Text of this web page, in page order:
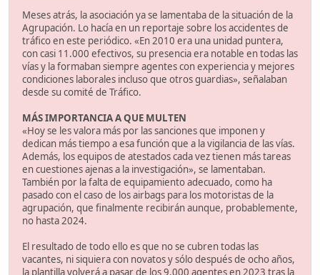
Meses atrás, la asociación ya se lamentaba de la situación de la
Agrupación. Lo hacía en un reportaje sobre los accidentes de
tráfico en este periódico. «En 2010 era una unidad puntera,
con casi 11.000 efectivos, su presencia era notable en todas las
vías y la formaban siempre agentes con experiencia y mejores
condiciones laborales incluso que otros guardias», señalaban
desde su comité de Tráfico.
MÁS IMPORTANCIA A QUE MULTEN
«Hoy se les valora más por las sanciones que imponen y
dedican más tiempo a esa función que a la vigilancia de las vías.
Además, los equipos de atestados cada vez tienen más tareas
en cuestiones ajenas a la investigación», se lamentaban.
También por la falta de equipamiento adecuado, como ha
pasado con el caso de los airbags para los motoristas de la
agrupación, que finalmente recibirán aunque, probablemente,
no hasta 2024.
El resultado de todo ello es que no se cubren todas las
vacantes, ni siquiera con novatos y sólo después de ocho años,